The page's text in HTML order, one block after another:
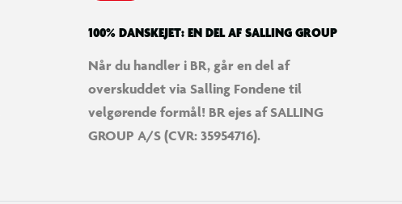
100% DANSKEJET: EN DEL AF SALLING GROUP
Når du handler i BR, går en del af
overskuddet via Salling Fondene til
velgørende formål! BR ejes af SALLING
GROUP A/S (CVR: 35954716).